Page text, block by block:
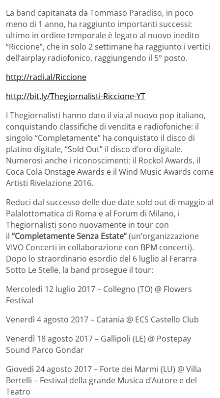
La band capitanata da Tommaso Paradiso, in poco
meno di 1 anno, ha raggiunto importanti successi:
ultimo in ordine temporale è legato al nuovo inedito
“Riccione”, che in solo 2 settimane ha raggiunto i vertici
dell’airplay radiofonico, raggiungendo il 5° posto.
http://radi.al/Riccione
http://bit.ly/Thegiornalisti-Riccione-YT
I Thegiornalisti hanno dato il via al nuovo pop italiano,
conquistando classifiche di vendita e radiofoniche: il
singolo “Completamente” ha conquistato il disco di
platino digitale, “Sold Out” il disco d’oro digitale.
Numerosi anche i riconoscimenti: il Rockol Awards, il
Coca Cola Onstage Awards e il Wind Music Awards come
Artisti Rivelazione 2016.
Reduci dal successo delle due date sold out di maggio al
Palalottomatica di Roma e al Forum di Milano, i
Thegiornalisti sono nuovamente in tour con
il “Completamente Senza Estate”(un’organizzazione
VIVO Concerti in collaborazione con BPM concerti).
Dopo lo straordinario esordio del 6 luglio al Ferarra
Sotto Le Stelle, la band prosegue il tour:
Mercoledì 12 luglio 2017 – Collegno (TO) @ Flowers
Festival
Venerdì 4 agosto 2017 – Catania @ ECS Castello Club
Venerdì 18 agosto 2017 – Gallipoli (LE) @ Postepay
Sound Parco Gondar
Giovedì 24 agosto 2017 – Forte dei Marmi (LU) @ Villa
Bertelli – Festival della grande Musica d’Autore e del
Teatro